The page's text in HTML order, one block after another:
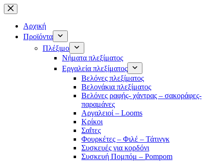
Μετάβαση
στο
περιεχόμενο
Αρχική
Προϊόντα
Πλέξιμο
Νήματα πλεξίματος
Εργαλεία πλεξίματος
Βελόνες πλεξίματος
Βελονάκια πλεξίματος
Βελόνες ραφής- χάντρας – σακοράφες-
παραμάνες
Αργαλειοί – Looms
Κρίκοι
Σαΐτες
Φουρκέτες – Φιλέ – Τάτινγκ
Συσκευές για κορδόνι
Συσκευή Πομπόμ – Pompom